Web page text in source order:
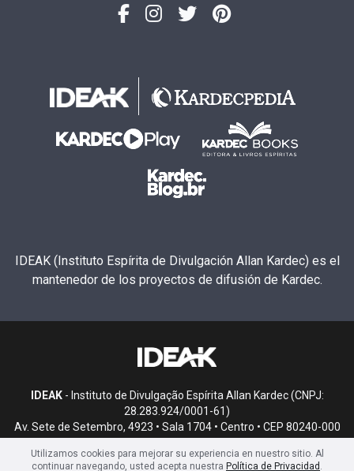
IDEAK (Instituto Espírita de Divulgación Allan Kardec) es el
mantenedor de los proyectos de difusión de Kardec.
IDEAK- Instituto de Divulgação Espírita Allan Kardec (CNPJ:
28.283.924/0001-61)
Av. Sete de Setembro, 4923 • Sala 1704 • Centro • CEP 80240-000
Utilizamos cookies para mejorar su experiencia en nuestro sitio. Al
continuar navegando, usted acepta nuestra Política de Privacidad .